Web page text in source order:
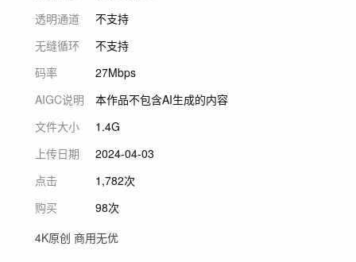
透明通道
不支持
无缝循环
不支持
码率
27Mbps
AIGC说明
本作品不包含AI生成的内容
文件大小
1.4G
上传日期
2024-04-03
点击
1,782次
购买
98次
4K原创 商用无优